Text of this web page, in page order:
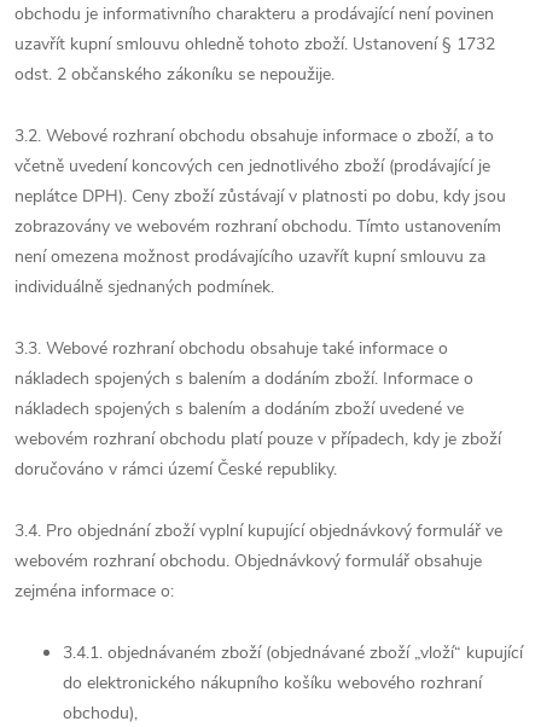
obchodu je informativního charakteru a prodávající není povinen
uzavřít kupní smlouvu ohledně tohoto zboží. Ustanovení § 1732
odst. 2 občanského zákoníku se nepoužije.
3.2. Webové rozhraní obchodu obsahuje informace o zboží, a to
včetně uvedení koncových cen jednotlivého zboží (prodávající je
neplátce DPH). Ceny zboží zůstávají v platnosti po dobu, kdy jsou
zobrazovány ve webovém rozhraní obchodu. Tímto ustanovením
není omezena možnost prodávajícího uzavřít kupní smlouvu za
individuálně sjednaných podmínek.
3.3. Webové rozhraní obchodu obsahuje také informace o
nákladech spojených s balením a dodáním zboží. Informace o
nákladech spojených s balením a dodáním zboží uvedené ve
webovém rozhraní obchodu platí pouze v případech, kdy je zboží
doručováno v rámci území České republiky.
3.4. Pro objednání zboží vyplní kupující objednávkový formulář ve
webovém rozhraní obchodu. Objednávkový formulář obsahuje
zejména informace o:
3.4.1. objednávaném zboží (objednávané zboží „vloží“ kupující
do elektronického nákupního košíku webového rozhraní
obchodu),